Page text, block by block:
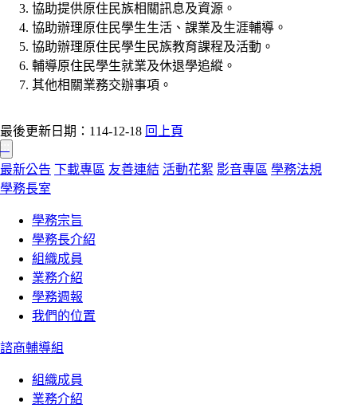
協助提供原住民族相關訊息及資源。
協助辦理原住民學生生活、課業及生涯輔導。
協助辦理原住民學生民族教育課程及活動。
輔導原住民學生就業及休退學追縱。
其他相關業務交辦事項。
最後更新日期：114-12-18 回上頁
:::
最新公告 下載專區 友善連結 活動花絮 影音專區 學務法規
學務長室
學務宗旨
學務長介紹
組織成員
業務介紹
學務週報
我們的位置
諮商輔導組
組織成員
業務介紹